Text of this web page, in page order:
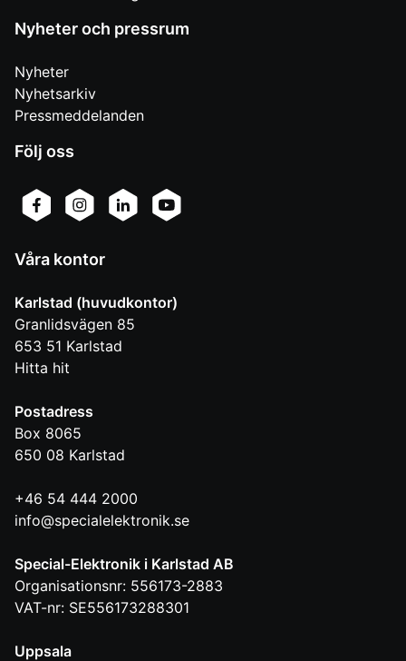
Nyheter och pressrum
Nyheter
Nyhetsarkiv
Pressmeddelanden
Följ oss
Våra kontor
Karlstad (huvudkontor)
Granlidsvägen 85
653 51 Karlstad
Hitta hit
Postadress
Box 8065
650 08 Karlstad
+46 54 444 2000
info@specialelektronik.se
Special-Elektronik i Karlstad AB
Organisationsnr: 556173-2883
VAT-nr: SE556173288301
Uppsala